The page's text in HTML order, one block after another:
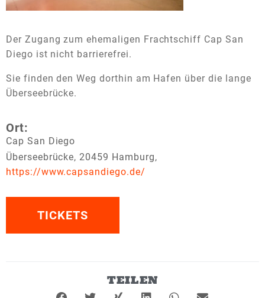
Der Zugang zum ehemaligen Frachtschiff Cap San
Diego ist nicht barrierefrei.
Sie finden den Weg dorthin am Hafen über die lange
Überseebrücke.
Ort:
Cap San Diego
Überseebrücke, 20459 Hamburg,
https://www.capsandiego.de/
TICKETS
TEILEN